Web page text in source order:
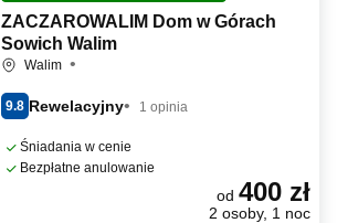
ZACZAROWALIM Dom w Górach
Sowich Walim
Walim
9.8 Rewelacyjny 1 opinia
Śniadania w cenie
Bezpłatne anulowanie
od 400 zł
2 osoby, 1 noc